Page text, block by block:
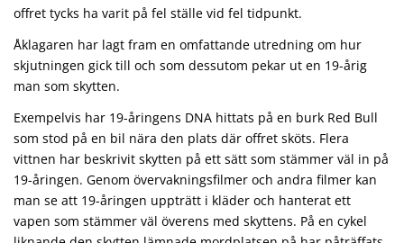
offret tycks ha varit på fel ställe vid fel tidpunkt.
Åklagaren har lagt fram en omfattande utredning om hur
skjutningen gick till och som dessutom pekar ut en 19-årig
man som skytten.
Exempelvis har 19-åringens DNA hittats på en burk Red Bull
som stod på en bil nära den plats där offret sköts. Flera
vittnen har beskrivit skytten på ett sätt som stämmer väl in på
19-åringen. Genom övervakningsfilmer och andra filmer kan
man se att 19-åringen uppträtt i kläder och hanterat ett
vapen som stämmer väl överens med skyttens. På en cykel